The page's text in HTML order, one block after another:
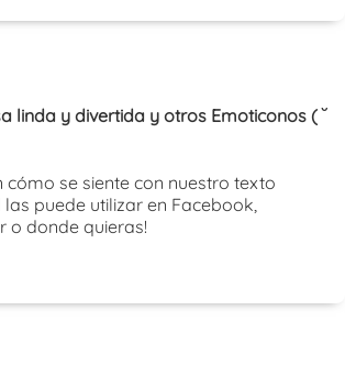
linda y divertida y otros Emoticonos ( ˘
cómo se siente con nuestro texto
las puede utilizar en Facebook,
o donde quieras!